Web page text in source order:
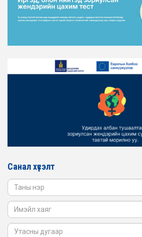
ЖЕНДЭРИЙН ЭРХ ТЭГШ
АЖИЛЛАГААГ
ТӨЛӨӨЛӨЛ ЗАМ
ЖЕНДЭРИЙН ҮНДЭСНИЙ
ТӨЛӨӨЛӨЛ БАТЛАН
Санал хүсэлт